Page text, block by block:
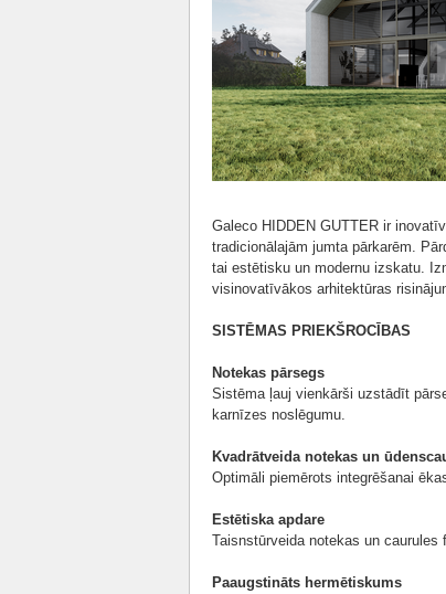
Galeco HIDDEN GUTTER ir
tradicionālajām jumta pārkarēm.
tai estētisku un modernu izskatu.
visinovatīvākos arhitektūras
SISTĒMAS PRIEKŠROCĪBAS
Notekas pārsegs
Sistēma ļauj vienkārši uzstādīt
karnīzes noslēgumu.
Kvadrātveida notekas un
Optimāli piemērots integrēšanai
Estētiska apdare
Taisnstūrveida notekas un
Paaugstināts hermētiskums